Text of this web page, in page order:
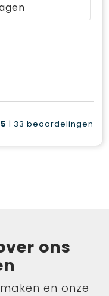
| 33 beoordelingen
ons
en onze